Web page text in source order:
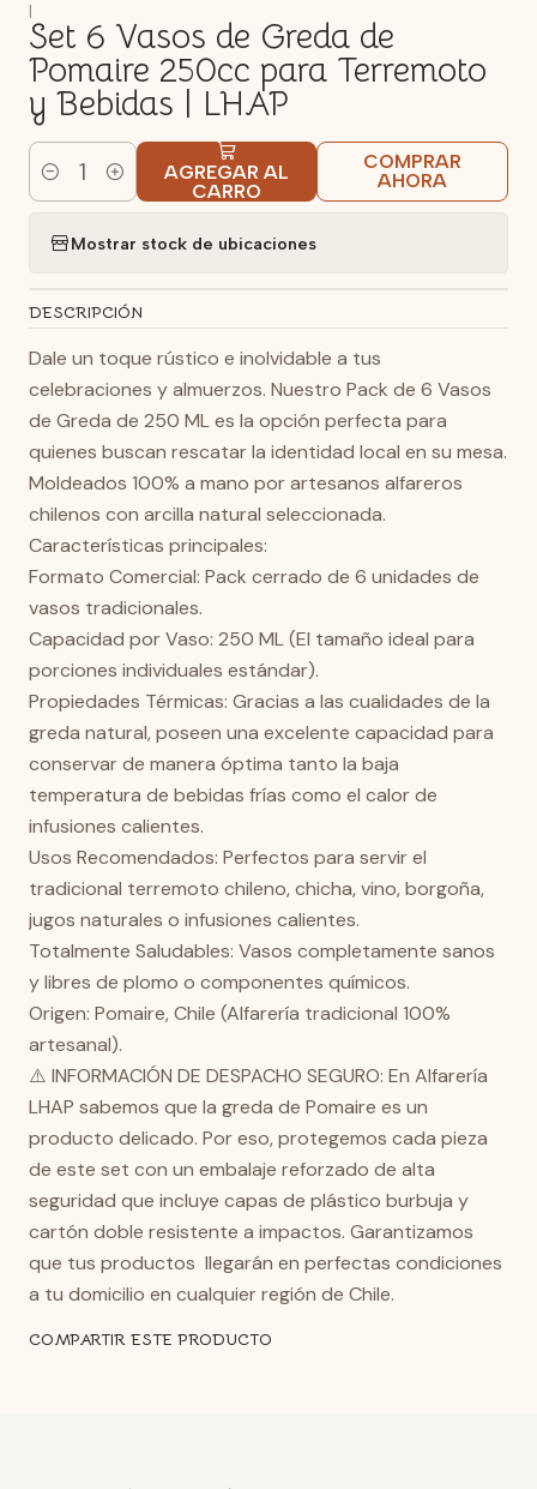
|
Set 6 Vasos de Greda de
Pomaire 250cc para Terremoto
y Bebidas | LHAP
Cantidad
AGREGAR AL
CARRO
COMPRAR
AHORA
Mostrar stock de ubicaciones
DESCRIPCIÓN
Dale un toque rústico e inolvidable a tus
celebraciones y almuerzos. Nuestro Pack de 6 Vasos
de Greda de 250 ML es la opción perfecta para
quienes buscan rescatar la identidad local en su mesa.
Moldeados 100% a mano por artesanos alfareros
chilenos con arcilla natural seleccionada.
Características principales:
Formato Comercial: Pack cerrado de 6 unidades de
vasos tradicionales.
Capacidad por Vaso: 250 ML (El tamaño ideal para
porciones individuales estándar).
Propiedades Térmicas: Gracias a las cualidades de la
greda natural, poseen una excelente capacidad para
conservar de manera óptima tanto la baja
temperatura de bebidas frías como el calor de
infusiones calientes.
Usos Recomendados: Perfectos para servir el
tradicional terremoto chileno, chicha, vino, borgoña,
jugos naturales o infusiones calientes.
Totalmente Saludables: Vasos completamente sanos
y libres de plomo o componentes químicos.
Origen: Pomaire, Chile (Alfarería tradicional 100%
artesanal).
⚠️ INFORMACIÓN DE DESPACHO SEGURO: En Alfarería
LHAP sabemos que la greda de Pomaire es un
producto delicado. Por eso, protegemos cada pieza
de este set con un embalaje reforzado de alta
seguridad que incluye capas de plástico burbuja y
cartón doble resistente a impactos. Garantizamos
que tus productos llegarán en perfectas condiciones
a tu domicilio en cualquier región de Chile.
COMPARTIR ESTE PRODUCTO